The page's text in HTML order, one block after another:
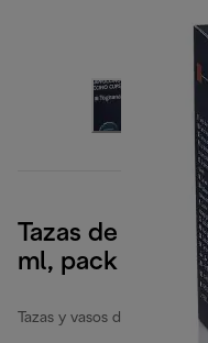
Tazas de
ml, pack de 2
Tazas y vasos de café